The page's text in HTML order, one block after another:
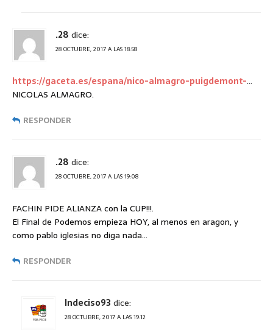
.28 dice:
28 OCTUBRE, 2017 A LAS 18:58
https://gaceta.es/espana/nico-almagro-puigdemont-…
NICOLAS ALMAGRO.
RESPONDER
.28 dice:
28 OCTUBRE, 2017 A LAS 19:08
FACHIN PIDE ALIANZA con la CUP!!!.
El Final de Podemos empieza HOY, al menos en aragon, y
como pablo iglesias no diga nada…
RESPONDER
Indeciso93 dice:
28 OCTUBRE, 2017 A LAS 19:12